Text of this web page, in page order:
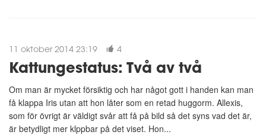
11 oktober 2014 23:19 4
Kattungestatus: Två av två
Om man är mycket försiktig och har något gott i handen kan man
få klappa Iris utan att hon låter som en retad huggorm. Allexis,
som för övrigt är väldigt svår att få på bild så det syns vad det är,
är betydligt mer klppbar på det viset. Hon...